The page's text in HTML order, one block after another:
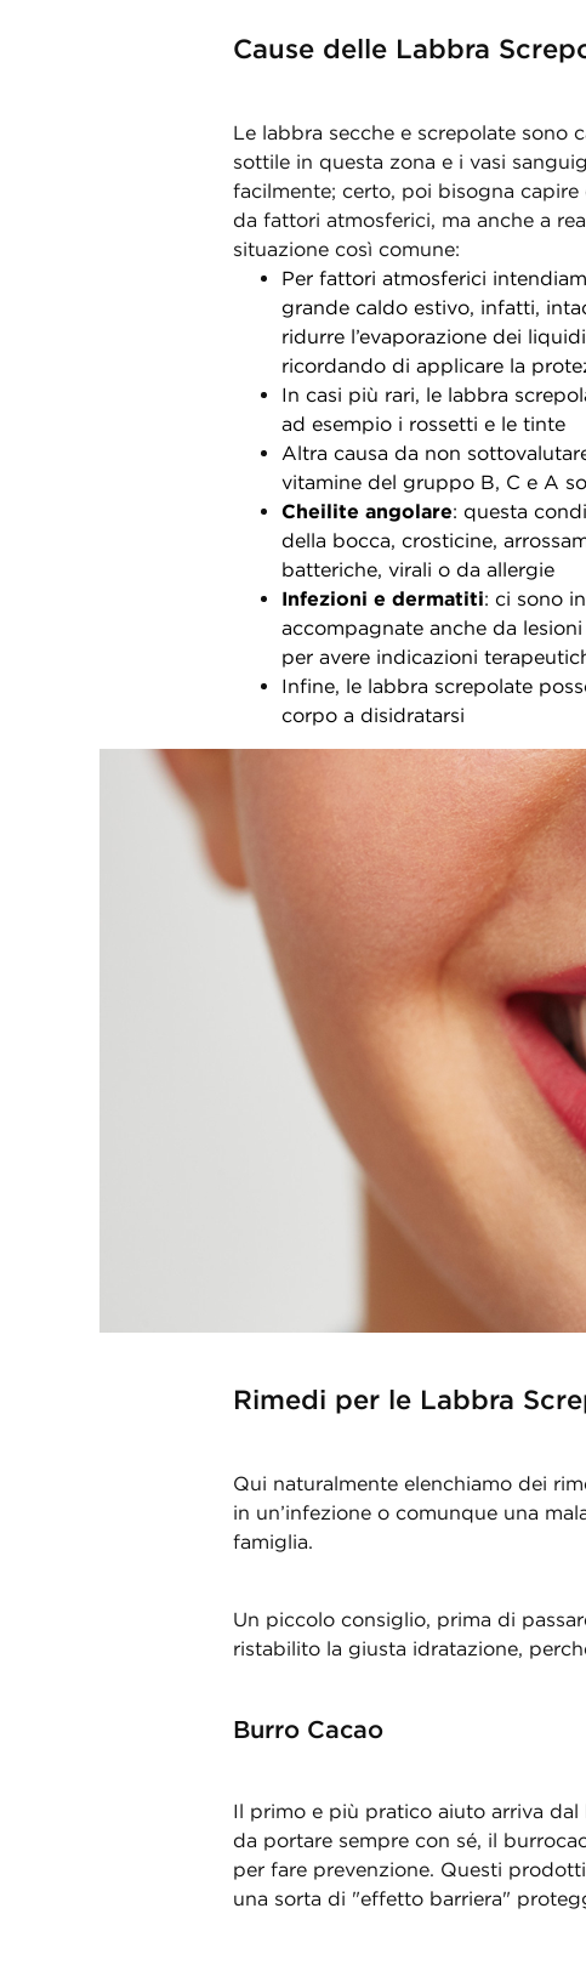
Cause delle Labbra
Le labbra secche e screpolate sono
sottile in questa zona e i vasi
facilmente; certo, poi bisogna
da fattori atmosferici, ma anche a
situazione così comune:
Per fattori atmosferici
grande caldo estivo, infatti,
ridurre l’evaporazione dei
ricordando di applicare la
In casi più rari, le labbra
ad esempio i rossetti e le tinte
Altra causa da non
vitamine del gruppo B, C e A
Cheilite angolare: questa
della bocca, crosticine,
batteriche, virali o da allergie
Infezioni e dermatiti: ci sono
accompagnate anche da
per avere indicazioni
Infine, le labbra screpolate
corpo a disidratarsi
Rimedi per le Labbra
Qui naturalmente elenchiamo dei
in un’infezione o comunque una
famiglia.
Un piccolo consiglio, prima di
ristabilito la giusta idratazione,
Burro Cacao
Il primo e più pratico aiuto arriva dal
da portare sempre con sé, il
per fare prevenzione. Questi
una sorta di "effetto barriera"